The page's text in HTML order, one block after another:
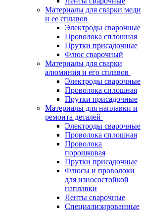
Материалы для сварки меди
и ее сплавов
Электроды сварочные
Проволока сплошная
Прутки присадочные
Флюс сварочный
Материалы для сварки
алюминия и его сплавов
Электроды сварочные
Проволока сплошная
Прутки присадочные
Материалы для наплавки и
ремонта деталей
Электроды сварочные
Проволока сплошная
Проволока
порошковая
Прутки присадочные
Флюсы и проволоки
для износостойкой
наплавки
Ленты сварочные
Специализированные